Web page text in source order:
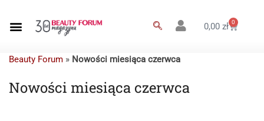
0,00zł 0
Beauty Forum » Nowości miesiąca czerwca
Nowości miesiąca czerwca